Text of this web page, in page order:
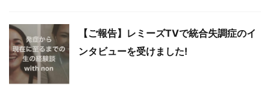
【ご報告】レミーズTVで統合失調症のイ
ンタビューを受けました!